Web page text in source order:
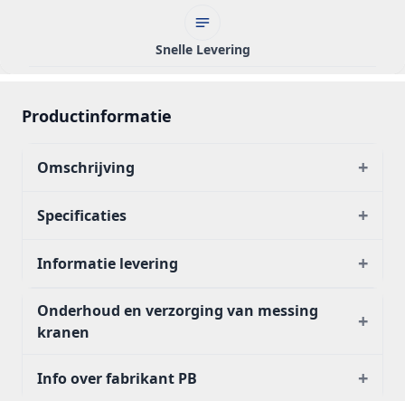
Snelle Levering
Productinformatie
Omschrijving +
Specificaties +
Informatie levering +
Onderhoud en verzorging van messing
kranen
+
Info over fabrikant PB +